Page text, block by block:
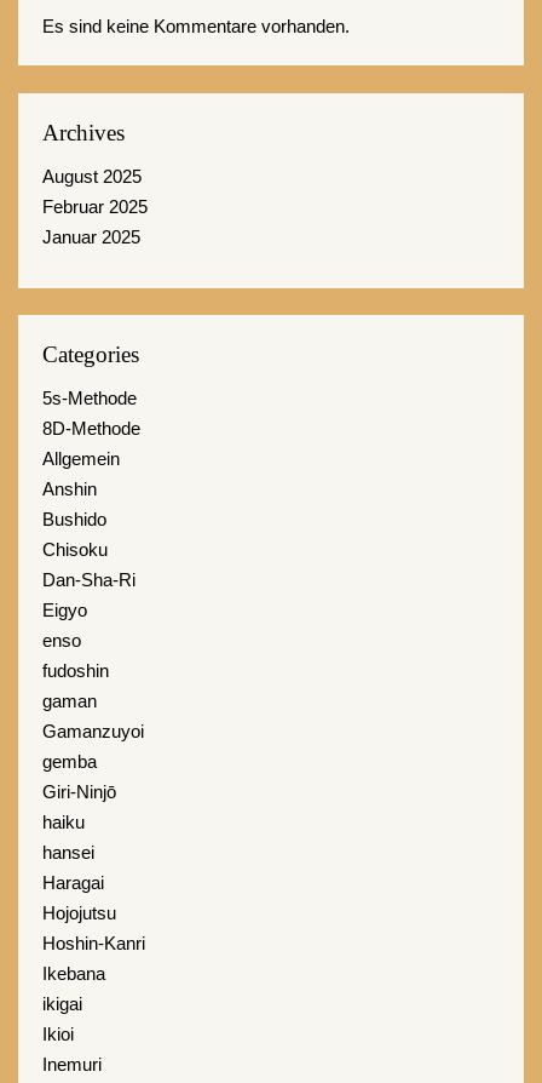
Es sind keine Kommentare vorhanden.
Archives
August 2025
Februar 2025
Januar 2025
Categories
5s-Methode
8D-Methode
Allgemein
Anshin
Bushido
Chisoku
Dan-Sha-Ri
Eigyo
enso
fudoshin
gaman
Gamanzuyoi
gemba
Giri-Ninjō
haiku
hansei
Haragai
Hojojutsu
Hoshin-Kanri
Ikebana
ikigai
Ikioi
Inemuri